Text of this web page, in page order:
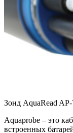
Зонд AquaRead
Aquaprobe – это
встроенных